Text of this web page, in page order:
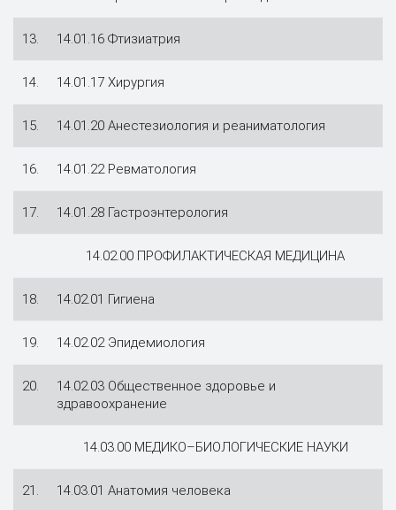
13. 14.01.16 Фтизиатрия
14. 14.01.17 Хирургия
15. 14.01.20 Анестезиология и реаниматология
16. 14.01.22 Ревматология
17. 14.01.28 Гастроэнтерология
14.02.00 ПРОФИЛАКТИЧЕСКАЯ МЕДИЦИНА
18. 14.02.01 Гигиена
19. 14.02.02 Эпидемиология
20.
14.02.03 Общественное здоровье и
здравоохранение
14.03.00 МЕДИКО–БИОЛОГИЧЕСКИЕ НАУКИ
21. 14.03.01 Анатомия человека